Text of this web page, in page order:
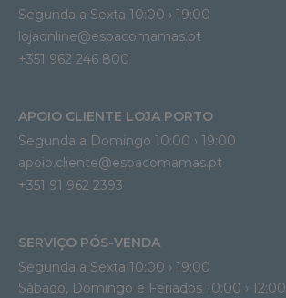
Segunda a Sexta 10:00 › 19:00
lojaonline@espacomamas.pt
+351 962 246 800
APOIO CLIENTE LOJA PORTO
Segunda a Domingo 10:00 › 19:00
apoio.cliente@espacomamas.pt
+351 91 962 2393
SERVIÇO PÓS-VENDA
Segunda a Sexta 10:00 › 19:00
Sábado, Domingo e Feriados 10:00 › 12:00